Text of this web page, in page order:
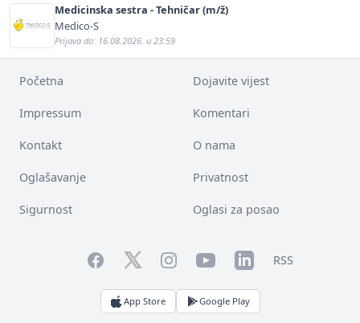
Medicinska sestra - Tehničar (m/ž)
Medico-S
Prijava do: 16.08.2026. u 23:59
Početna Dojavite vijest
Impressum Komentari
Kontakt O nama
Oglašavanje Privatnost
Sigurnost Oglasi za posao
FacebookTwitterInstagramYouTubeLinkedInRSS
App Store Google Play